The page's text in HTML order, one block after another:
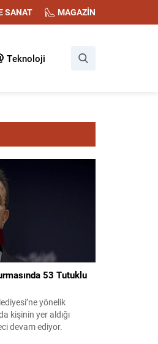
SANAT MAGAZİN
Teknoloji
53 Tutuklu
yönelik
kişinin yer aldığı
devam ediyor.